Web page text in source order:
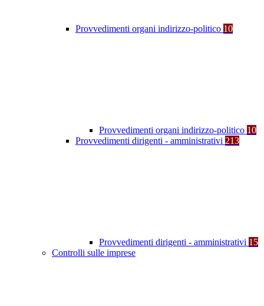
Provvedimenti organi indirizzo-politico 10
Provvedimenti organi indirizzo-politico 10
Provvedimenti dirigenti - amministrativi 213
Provvedimenti dirigenti - amministrativi 15
Controlli sulle imprese